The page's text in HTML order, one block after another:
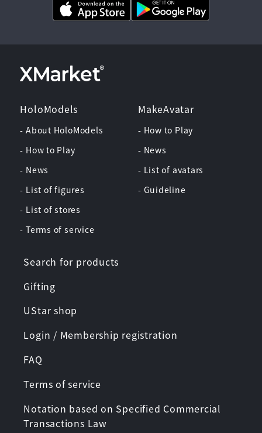
HoloModels
- About HoloModels
- How to Play
- News
- List of figures
- List of stores
- Terms of service
MakeAvatar
- How to Play
- News
- List of avatars
- Guideline
Search for products
Gifting
UStar shop
Login / Membership registration
FAQ
Terms of service
Notation based on Specified Commercial
Transactions Law